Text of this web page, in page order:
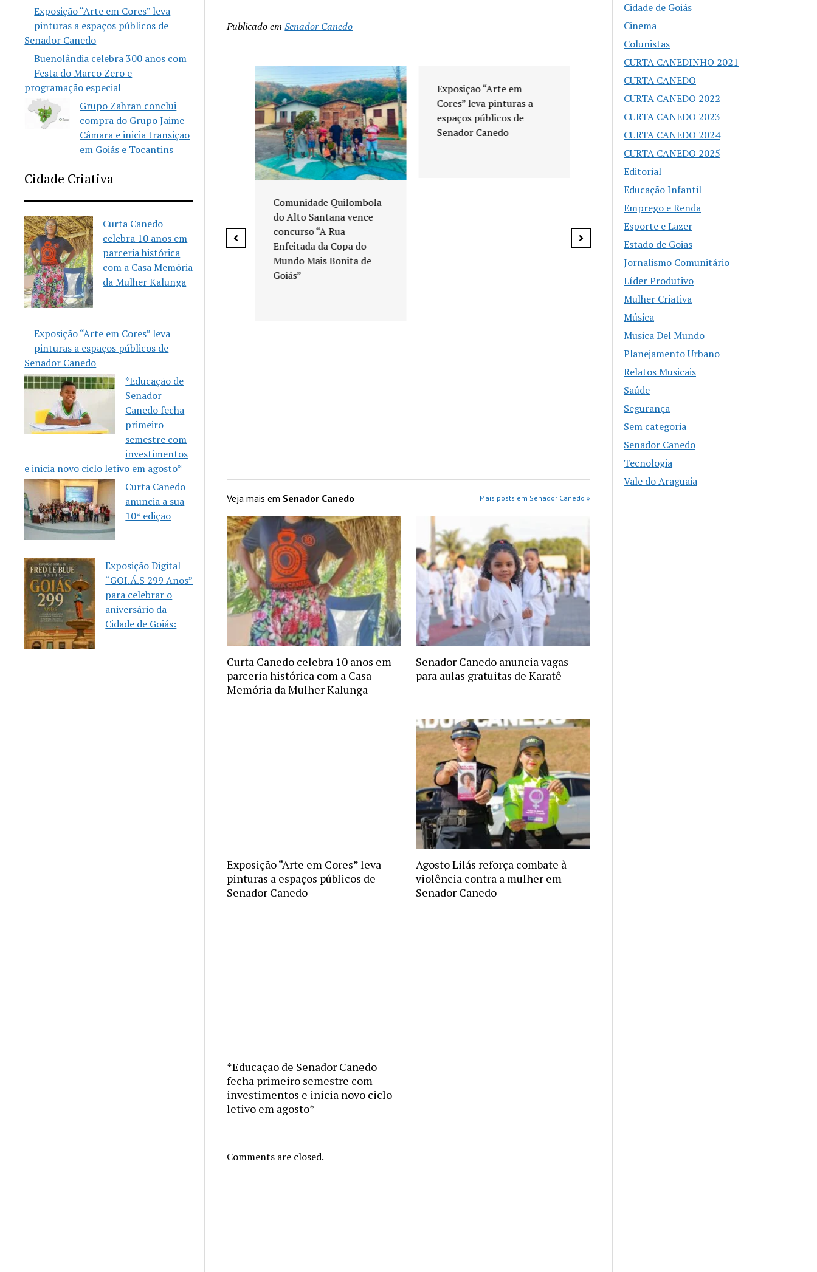
Exposição “Arte em Cores” leva
pinturas a espaços públicos de
Senador Canedo
Buenolândia celebra 300 anos com
Festa do Marco Zero e
programação especial
Grupo Zahran conclui
compra do Grupo Jaime
Câmara e inicia transição
em Goiás e Tocantins
Cidade Criativa
Curta Canedo
celebra 10 anos em
parceria histórica
com a Casa Memória
da Mulher Kalunga
Exposição “Arte em Cores” leva
pinturas a espaços públicos de
Senador Canedo
*Educação de
Senador
Canedo fecha
primeiro
semestre com
investimentos
e inicia novo ciclo letivo em agosto*
Curta Canedo
anuncia a sua
10ª edição
Exposição Digital
“GOI.Á.S 299 Anos”
para celebrar o
aniversário da
Cidade de Goiás:
Publicado em Senador Canedo
celebra 10
vagas para aulas gratuitas
de Karatê
Comunidade Quilombola
do Alto Santana vence
concurso “A Rua
Enfeitada da Copa do
Mundo Mais Bonita de
Goiás”
Exposição “Arte em
Cores” leva pinturas a
espaços públicos de
Senador Canedo
Agosto Lilás reforça
combate à violência
Senador Canedo
Veja mais em Senador Canedo Mais posts em Senador Canedo »
Curta Canedo celebra 10 anos em
parceria histórica com a Casa
Memória da Mulher Kalunga
Senador Canedo anuncia vagas
para aulas gratuitas de Karatê
Exposição “Arte em Cores” leva
pinturas a espaços públicos de
Senador Canedo
Agosto Lilás reforça combate à
violência contra a mulher em
Senador Canedo
*Educação de Senador Canedo
fecha primeiro semestre com
investimentos e inicia novo ciclo
letivo em agosto*
Comments are closed.
Cidade de Goiás
Cinema
Colunistas
CURTA CANEDINHO 2021
CURTA CANEDO
CURTA CANEDO 2022
CURTA CANEDO 2023
CURTA CANEDO 2024
CURTA CANEDO 2025
Editorial
Educação Infantil
Emprego e Renda
Esporte e Lazer
Estado de Goias
Jornalismo Comunitário
Líder Produtivo
Mulher Criativa
Música
Musica Del Mundo
Planejamento Urbano
Relatos Musicais
Saúde
Segurança
Sem categoria
Senador Canedo
Tecnologia
Vale do Araguaia